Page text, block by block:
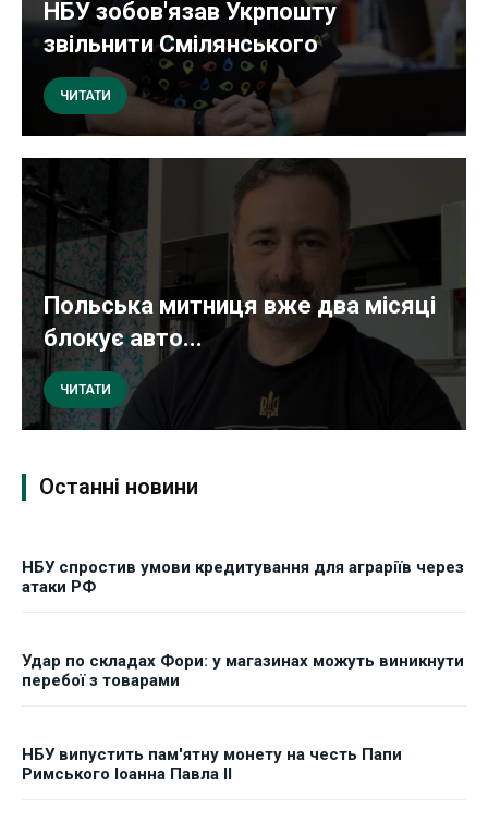
НБУ зобов'язав Укрпошту
звільнити Смілянського
ЧИТАТИ
Польська митниця вже два місяці
блокує авто...
ЧИТАТИ
Останні новини
НБУ спростив умови кредитування для аграріїв через
атаки РФ
Удар по складах Фори: у магазинах можуть виникнути
перебої з товарами
НБУ випустить пам'ятну монету на честь Папи
Римського Іоанна Павла II